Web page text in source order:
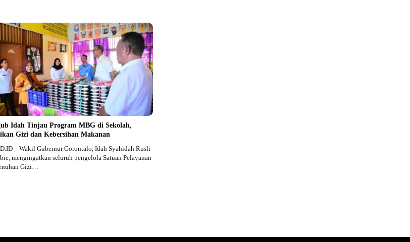
Idah Tinjau Program MBG di Sekolah,
Gizi dan Kebersihan Makanan
– Wakil Gubernur Gorontalo, Idah Syahidah Rusli
mengingatkan seluruh pengelola Satuan Pelayanan
Gizi…